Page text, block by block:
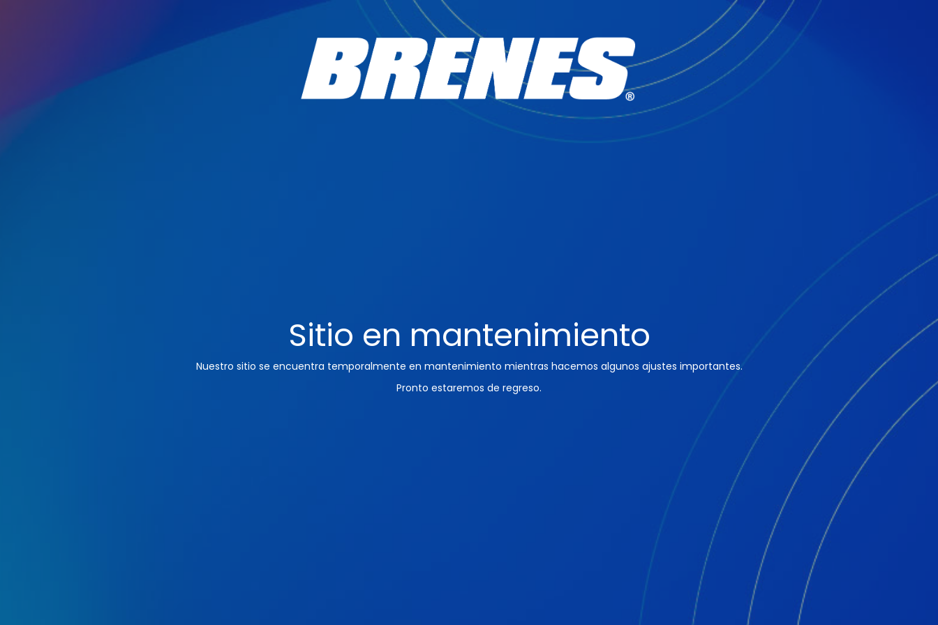
Sitio en mantenimiento
Nuestro sitio se encuentra temporalmente en mantenimiento mientras hacemos algunos ajustes importantes.
Pronto estaremos de regreso.